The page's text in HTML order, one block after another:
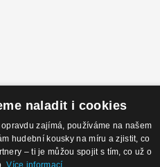
O nákupu
naladit i cookies
zajímá, používáme na našem
hudební kousky na míru a zjistit, co
– ti je můžou spojit s tím, co už o
Více informací